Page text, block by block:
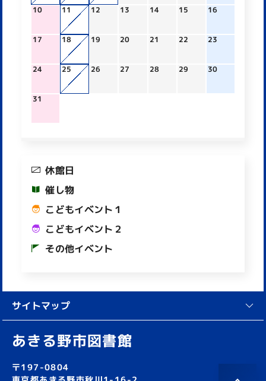
10 11 12 13 14 15 16
17 18 19 20 21 22 23
24 25 26 27 28 29 30
31
休館日
催し物
こどもイベント１
こどもイベント２
その他イベント
サイトマップ
あきる野市図書館
〒197-0804